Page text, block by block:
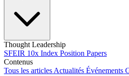
Thought Leadership
SFEIR 10x Index Position Papers
Contenus
Tous les articles Actualités Événements